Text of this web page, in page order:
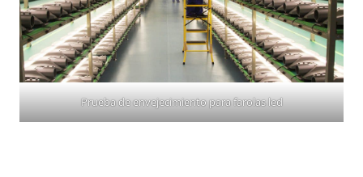
Prueba de envejecimiento para farolas led